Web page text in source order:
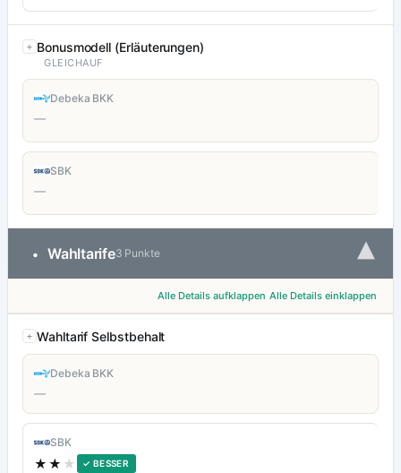
Bonusmodell (Erläuterungen)
GLEICHAUF
Debeka BKK
—
SBK
—
• Wahltarife3 Punkte ▾
Alle Details aufklappen Alle Details einklappen
Wahltarif Selbstbehalt
Debeka BKK
—
SBK
★★ ★ ✓ BESSER